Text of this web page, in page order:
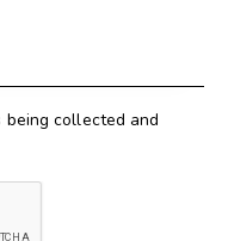
collected and